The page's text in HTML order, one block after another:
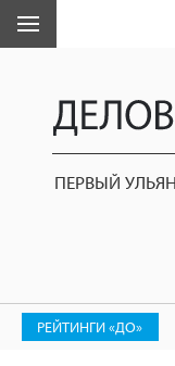
ПЕРВЫЙ
РЕЙТИНГИ «ДО»